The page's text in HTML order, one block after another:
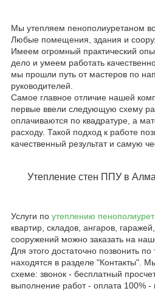
Мы утепляем пенополиуретаном
Любые помещения, здания и
Имеем огромный практический
дело и умеем работать
мы прошли путь от мастеров по
руководителей.
Самое главное отличие нашей
первые ввели следующую схему
оплачиваются по квадратуре, а
расходу. Такой подход к работе
качественный результат и самую
Утепление стен ППУ в
Услуги по утеплению
квартир, складов, ангаров,
сооружений можно заказать на
Для этого достаточно позвонить
находятся в разделе "Контакты".
схеме: звонок - бесплатный
выполнение работ - оплата 100% -